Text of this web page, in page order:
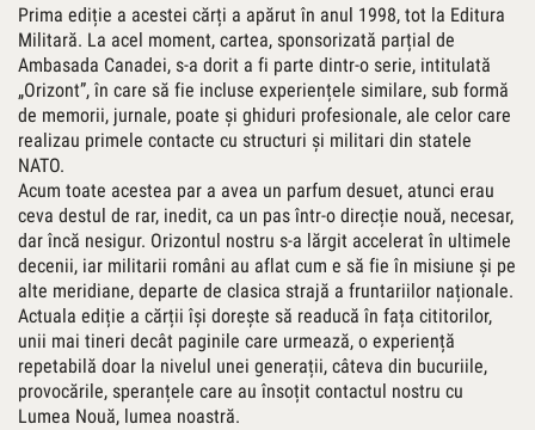
Prima ediție a acestei cărți a apărut în anul 1998, tot la Editura
Militară. La acel moment, cartea, sponsorizată parțial de
Ambasada Canadei, s-a dorit a fi parte dintr-o serie, intitulată
„Orizont”, în care să fie incluse experiențele similare, sub formă
de memorii, jurnale, poate și ghiduri profesionale, ale celor care
realizau primele contacte cu structuri și militari din statele
NATO.
Acum toate acestea par a avea un parfum desuet, atunci erau
ceva destul de rar, inedit, ca un pas într-o direcție nouă, necesar,
dar încă nesigur. Orizontul nostru s-a lărgit accelerat în ultimele
decenii, iar militarii români au aflat cum e să fie în misiune și pe
alte meridiane, departe de clasica strajă a fruntariilor naționale.
Actuala ediție a cărții își dorește să readucă în fața cititorilor,
unii mai tineri decât paginile care urmează, o experiență
repetabilă doar la nivelul unei generații, câteva din bucuriile,
provocările, speranțele care au însoțit contactul nostru cu
Lumea Nouă, lumea noastră.